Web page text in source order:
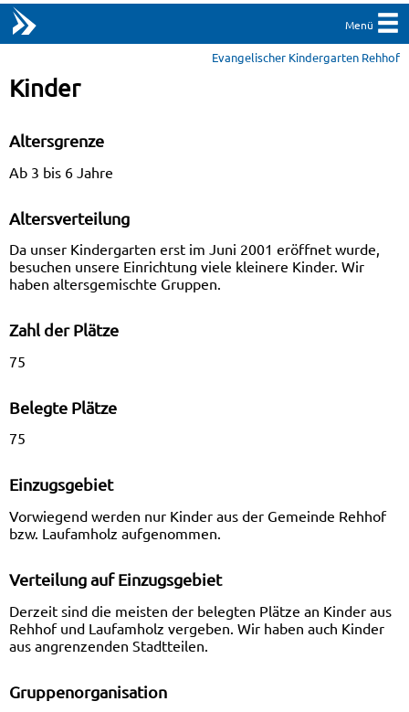
Menü
Evangelischer Kindergarten Rehhof
Kinder
Altersgrenze
Ab 3 bis 6 Jahre
Altersverteilung
Da unser Kindergarten erst im Juni 2001 eröffnet wurde,
besuchen unsere Einrichtung viele kleinere Kinder. Wir
haben altersgemischte Gruppen.
Zahl der Plätze
75
Belegte Plätze
75
Einzugsgebiet
Vorwiegend werden nur Kinder aus der Gemeinde Rehhof
bzw. Laufamholz aufgenommen.
Verteilung auf Einzugsgebiet
Derzeit sind die meisten der belegten Plätze an Kinder aus
Rehhof und Laufamholz vergeben. Wir haben auch Kinder
aus angrenzenden Stadtteilen.
Gruppenorganisation